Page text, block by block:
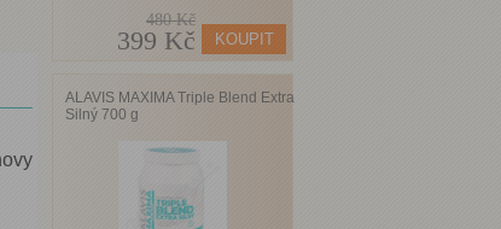
480 Kč
399 Kč
ALAVIS MAXIMA Triple Blend Extra
Silný 700 g